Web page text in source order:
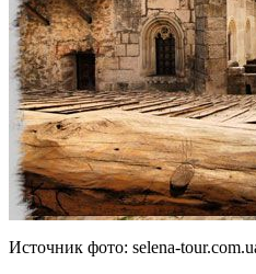
Источник фото: selena-